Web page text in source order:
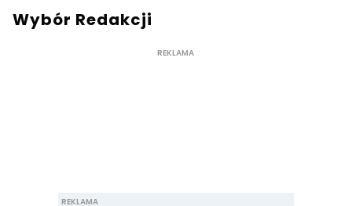
Wybór Redakcji